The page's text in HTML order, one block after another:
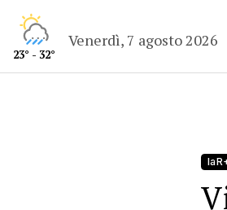
23° - 32°
Venerdì, 7 agosto 2026